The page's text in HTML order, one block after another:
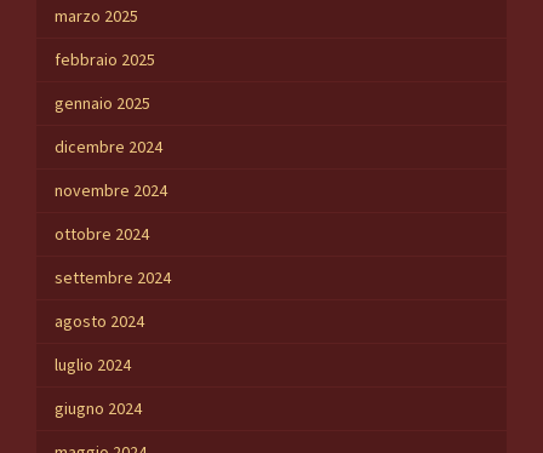
marzo 2025
febbraio 2025
gennaio 2025
dicembre 2024
novembre 2024
ottobre 2024
settembre 2024
agosto 2024
luglio 2024
giugno 2024